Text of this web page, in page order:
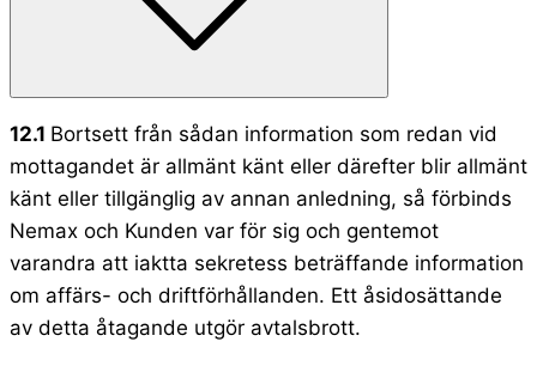
12.1 Bortsett från sådan information som redan vid
mottagandet är allmänt känt eller därefter blir allmänt
känt eller tillgänglig av annan anledning, så förbinds
Nemax och Kunden var för sig och gentemot
varandra att iaktta sekretess beträffande information
om affärs- och driftförhållanden. Ett åsidosättande
av detta åtagande utgör avtalsbrott.